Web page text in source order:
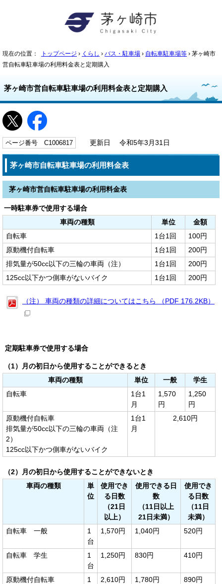
現在の位置： トップページ › くらし › バス・駐車場 › 自転車駐車場等 › 茅ヶ崎市
営自転車駐車場の利用料金表と定期購入
茅ヶ崎市営自転車駐車場の利用料金表と定期購入
ページ番号 C1006817 更新日 令和5年3月31日
茅ヶ崎市自転車駐車場の利用料金表
茅ヶ崎市営自転車駐車場の利用料金表
一時駐車券で使用する場合
車両の種類
単位
金額
自転車
1台1回
100円
原動機付自転車
1台1回
200円
排気量が50cc以下の三輪の車両（注）
1台1回
200円
125cc以下かつ側車がないバイク
1台1回 200円
（注） 車両の種類の詳細についてはこちら （PDF 176.2KB）
定期駐車券で使用する場合
（1）月の初日から使用することができるとき
車両の種類
単位 一般
学生
自転車
1台1
月
1,570
円
1,250
円
原動機付自転車
排気量が50cc以下の三輪の車両（注
2）
125cc以下かつ側車がないバイク
1台1
月
2,610円
（2）月の初日から使用することができないとき
車両の種類
単
位
使用でき
る日数
（21日
以上）
使用できる日
数
（11日以上
21日未満）
使用でき
る日数
（11日
未満）
自転車 一般
1
台
1,570円 1,040円 520円
自転車 学生
1
台
1,250円 830円 410円
原動機付自転車
1
2,610円 1,780円 890円